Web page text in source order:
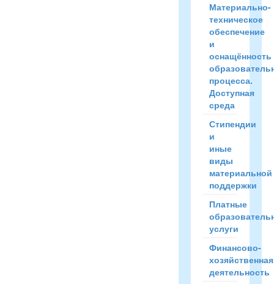
Материально-
техническое
обеспечение
и
оснащённость
процесса.
Доступная
среда
Стипендии
и
иные
виды
материальной
поддержки
Платные
услуги
Финансово-
хозяйственная
деятельность